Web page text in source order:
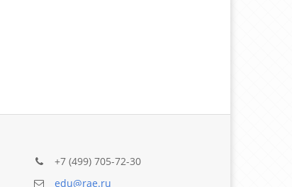
+7 (499) 705-72-30
edu@rae.ru